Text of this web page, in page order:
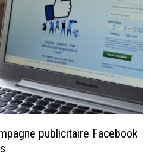
publicitaire Facebook